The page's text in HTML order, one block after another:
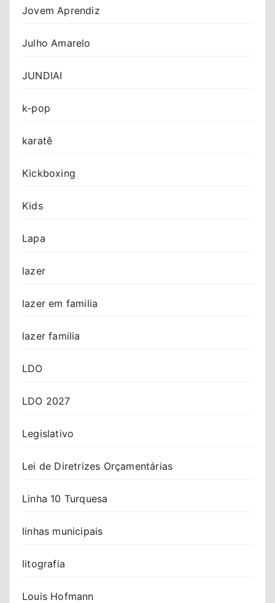
Jovem Aprendiz
Julho Amarelo
JUNDIAI
k-pop
karatê
Kickboxing
Kids
Lapa
lazer
lazer em familia
lazer familia
LDO
LDO 2027
Legislativo
Lei de Diretrizes Orçamentárias
Linha 10 Turquesa
linhas municipais
litografia
Louis Hofmann